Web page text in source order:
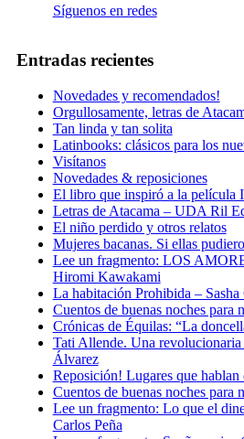
Síguenos en redes
Entradas recientes
Novedades y recomendados!
Orgullosamente, letras de
Tan linda y tan solita
Latinbooks: clásicos para los
Visítanos
Novedades & reposiciones
El libro que inspiró a la película
Letras de Atacama – UDA Ril
El niño perdido y otros relatos
Mujeres bacanas. Si ellas
Lee un fragmento: LOS
Hiromi Kawakami
La habitación Prohibida – Sasha
Cuentos de buenas noches para
Crónicas de Équilas: “La
Tati Allende. Una
Álvarez
Reposición! Lugares que hablan
Cuentos de buenas noches para
Lee un fragmento: Lo que el
Carlos Peña